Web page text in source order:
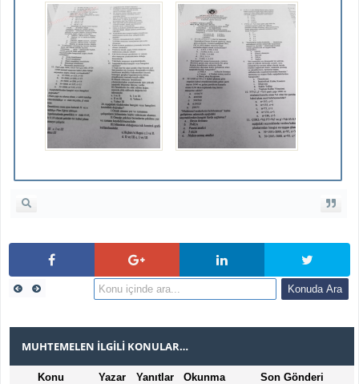
MUHTEMELEN İLGILI KONULAR…
Konu Yazar Yanıtlar Okunma Son Gönderi